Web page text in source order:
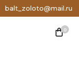
balt_zoloto@mail.ru
0